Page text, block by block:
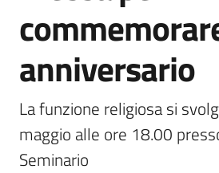
Vivere
il
Comune
Menu selezionato
anniversario
La funzione religiosa si
maggio alle ore 18.00
Seminario